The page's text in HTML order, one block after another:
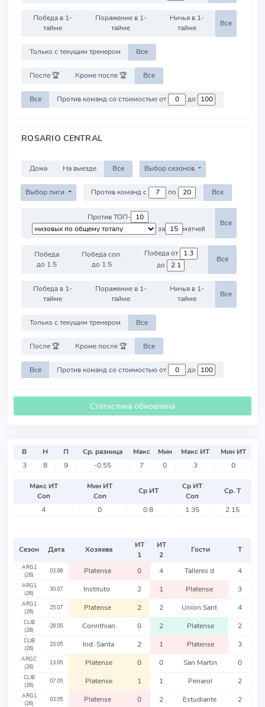
Победа в 1-
тайме
Поражение в 1-
тайме
Ничья в 1-
тайме
Все
Только с текущим тренером Все
После 🏆 Кроме после 🏆 Все
Все Против команд со стоимостью от до
ROSARIO CENTRAL
Дома На выезде Все Выбор сезонов
Выбор лиги Против команд с по Все
Против ТОП-
за
матчей
Все
Победа
до 1.5
Победа соп.
до 1.5
Победа от
до
Все
Победа в 1-
тайме
Поражение в 1-
тайме
Ничья в 1-
тайме
Все
Только с текущим тренером Все
После 🏆 Кроме после 🏆 Все
Все Против команд со стоимостью от до
Статистика обновлена
В Н П Ср. разница Макс Мин Макс ИТ
Мин ИТ
3
8 9 -0.55 7 0 3 0
Макс ИТ
Соп
Мин ИТ
Соп
Ср ИТ
Ср ИТ
Соп
Ср. Т
4
0 0.8 1.35 2.15
Сезон Дата Хозяева
ИТ
1
ИТ
2
Гости Т
ARG1
(26)
03.08 Platense 0 4 Talleres d 4
ARG1
(26)
30.07 Instituto 2 1 Platense 3
ARG1
(26)
25.07 Platense 2 2 Union Sant 4
CLIB
(26)
28.05 Corinthian 0 2 Platense 2
CLIB
(26)
20.05 Ind. Santa 2 1 Platense 3
ARGC
(26)
13.05 Platense 0 0 San Martin 0
CLIB
(26)
07.05 Platense 1 1 Penarol 2
ARG1
(26)
03.05 Platense 0 2 Estudiante 2